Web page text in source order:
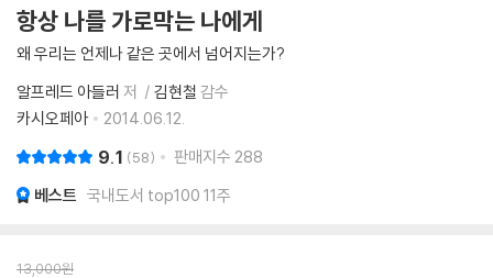
항상 나를 가로막는 나에게
왜 우리는 언제나 같은 곳에서 넘어지는가?
알프레드 아들러 저 김현철 감수
카시오페아
2014.06.12.
9.1 58 판매지수 288
베스트 국내도서 top100 11주
13,000원